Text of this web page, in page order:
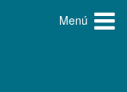
Menú